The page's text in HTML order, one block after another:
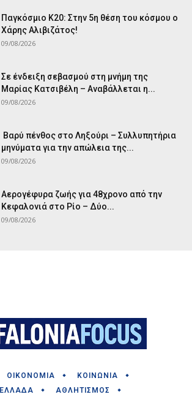
Παγκόσμιο Κ20: Στην 5η θέση του κόσμου ο
Χάρης Αλιβιζάτος!
09/08/2026
Σε ένδειξη σεβασμού στη μνήμη της
Μαρίας Κατσιβέλη – Αναβάλλεται η...
09/08/2026
Βαρύ πένθος στο Ληξούρι – Συλλυπητήρια
μηνύματα για την απώλεια της...
09/08/2026
Αερογέφυρα ζωής για 48χρονο από την
Κεφαλονιά στο Ρίο – Δύο...
09/08/2026
ΟΙΚΟΝΟΜΙΑ
ΚΟΙΝΩΝΙΑ
ΕΛΛΑΔΑ ΑΘΛΗΤΙΣΜΟΣ